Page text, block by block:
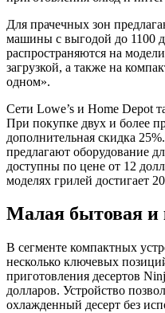
Для прачечных зон
машины с выгодой до 1100
распространяются на
загрузкой, а также на
одном».
Сети Lowe’s и Home Depot
При покупке двух и более
дополнительная скидка
предлагают оборудование
доступны по цене от 12
моделях грилей достигает
Малая бытовая и
В сегменте компактных
несколько ключевых
приготовления десертов
долларов. Устройство
охлажденный десерт без